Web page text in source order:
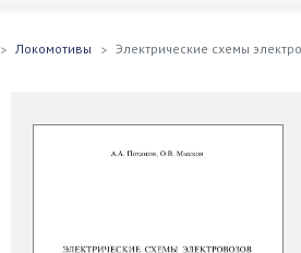
Локомотивы Электрические схемы